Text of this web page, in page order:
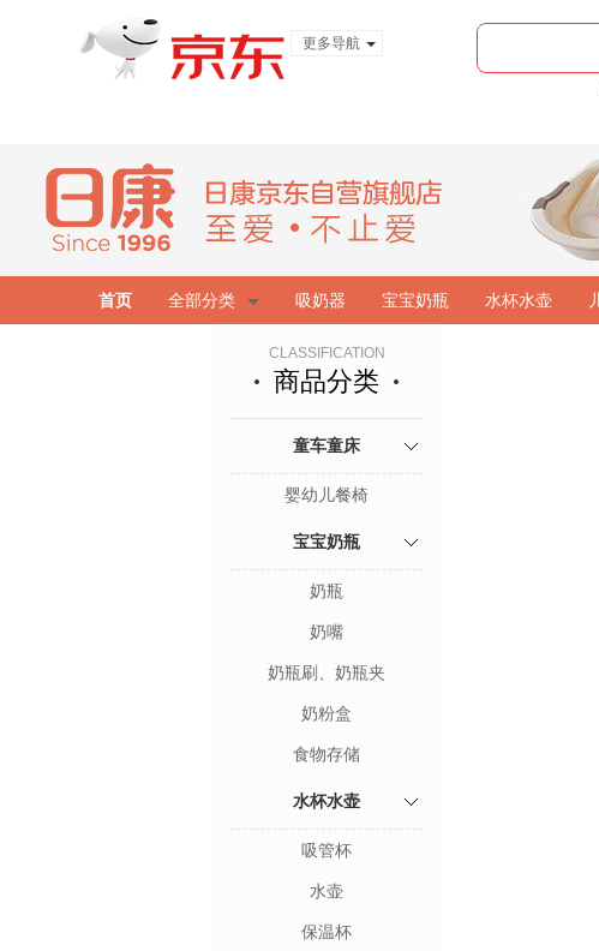
更多导航
首页 全部分类 吸奶器 宝宝奶瓶 水杯水壶
CLASSIFICATION
商品分类
童车童床
婴幼儿餐椅
宝宝奶瓶
奶瓶
奶嘴
奶瓶刷、奶瓶夹
奶粉盒
食物存储
水杯水壶
吸管杯
水壶
保温杯